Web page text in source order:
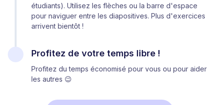
étudiants). Utilisez les flèches ou la barre d'espace
pour naviguer entre les diapositives. Plus d'exercices
arrivent bientôt !
Profitez de votre temps libre !
Profitez du temps économisé pour vous ou pour aider
les autres 😉